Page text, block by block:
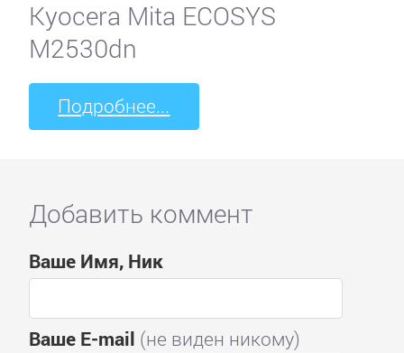
Kyocera Mita ECOSYS
M2530dn
Подробнее...
Добавить коммент
Ваше Имя, Ник
Ваше E-mail (не виден никому)